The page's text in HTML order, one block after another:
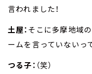
言われました！
土屋： そこに多摩地域
ームを言っていないっ
つる子： （笑）